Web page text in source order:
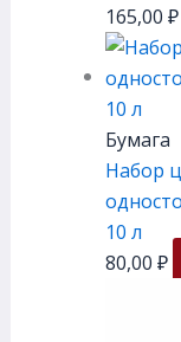
165,00 ₽
Бумага
Набор
10 л
80,00 ₽